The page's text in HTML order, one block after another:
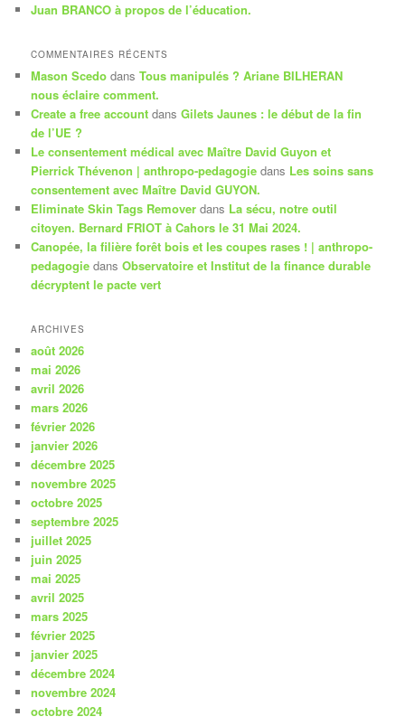
Juan BRANCO à propos de l’éducation.
COMMENTAIRES RÉCENTS
Mason Scedo dansTous manipulés ? Ariane BILHERAN
nous éclaire comment.
Create a free account dansGilets Jaunes : le début de la fin
de l’UE ?
Le consentement médical avec Maître David Guyon et
Pierrick Thévenon | anthropo-pedagogie dans Les soins sans
consentement avec Maître David GUYON.
Eliminate Skin Tags Remover dans La sécu, notre outil
citoyen. Bernard FRIOT à Cahors le 31 Mai 2024.
Canopée, la filière forêt bois et les coupes rases ! | anthropo-
pedagogie dansObservatoire et Institut de la finance durable
décryptent le pacte vert
ARCHIVES
août 2026
mai 2026
avril 2026
mars 2026
février 2026
janvier 2026
décembre 2025
novembre 2025
octobre 2025
septembre 2025
juillet 2025
juin 2025
mai 2025
avril 2025
mars 2025
février 2025
janvier 2025
décembre 2024
novembre 2024
octobre 2024